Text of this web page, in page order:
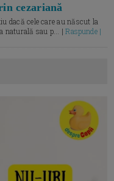
cezariană
dacă cele care au născut la
naturală sau p... |Raspunde |